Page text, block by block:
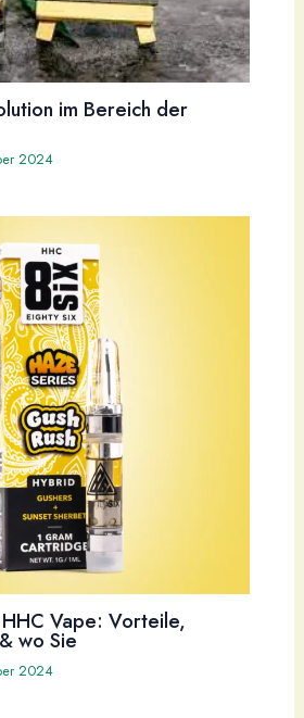
im Bereich der
2024
Vape: Vorteile,
wo Sie
2024